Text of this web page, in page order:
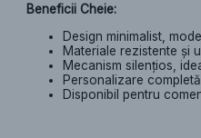
Beneficii Cheie:
Design minimalist,
Materiale rezistente și
Mecanism silențios,
Personalizare
Disponibil pentru